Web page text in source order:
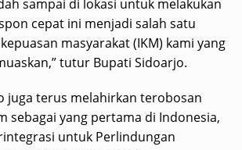
sampai di lokasi untuk melakukan
cepat ini menjadi salah satu
masyarakat (IKM) kami yang
tutur Bupati Sidoarjo.
juga terus melahirkan terobosan
sebagai yang pertama di Indonesia,
untuk Perlindungan